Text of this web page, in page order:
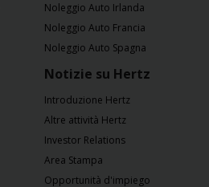
Noleggio Auto Irlanda
Noleggio Auto Francia
Noleggio Auto Spagna
Notizie su Hertz
Introduzione Hertz
Altre attività Hertz
Investor Relations
Area Stampa
Opportunità d'impiego